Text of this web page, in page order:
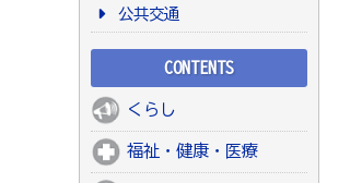
公共交通
CONTENTS
くらし
福祉・健康・医療